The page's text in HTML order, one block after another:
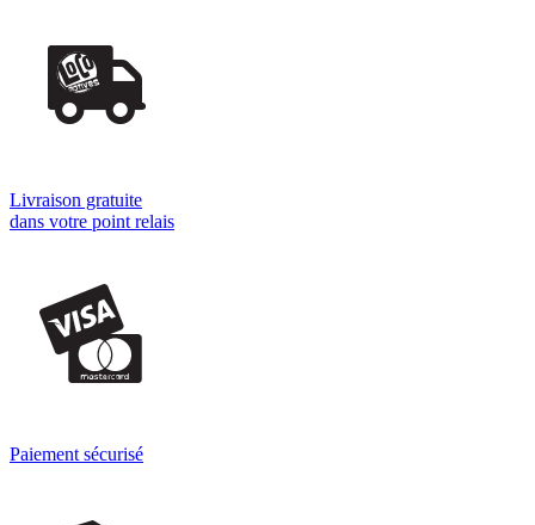
Livraison gratuite
dans votre point relais
Paiement sécurisé